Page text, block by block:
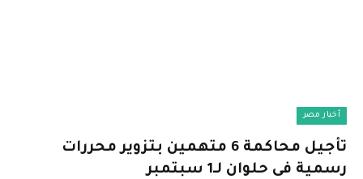
أخبار مصر
تأجيل محاكمة 6 متهمين بتزوير محررات
رسمية فى حلوان لـ1 سبتمبر